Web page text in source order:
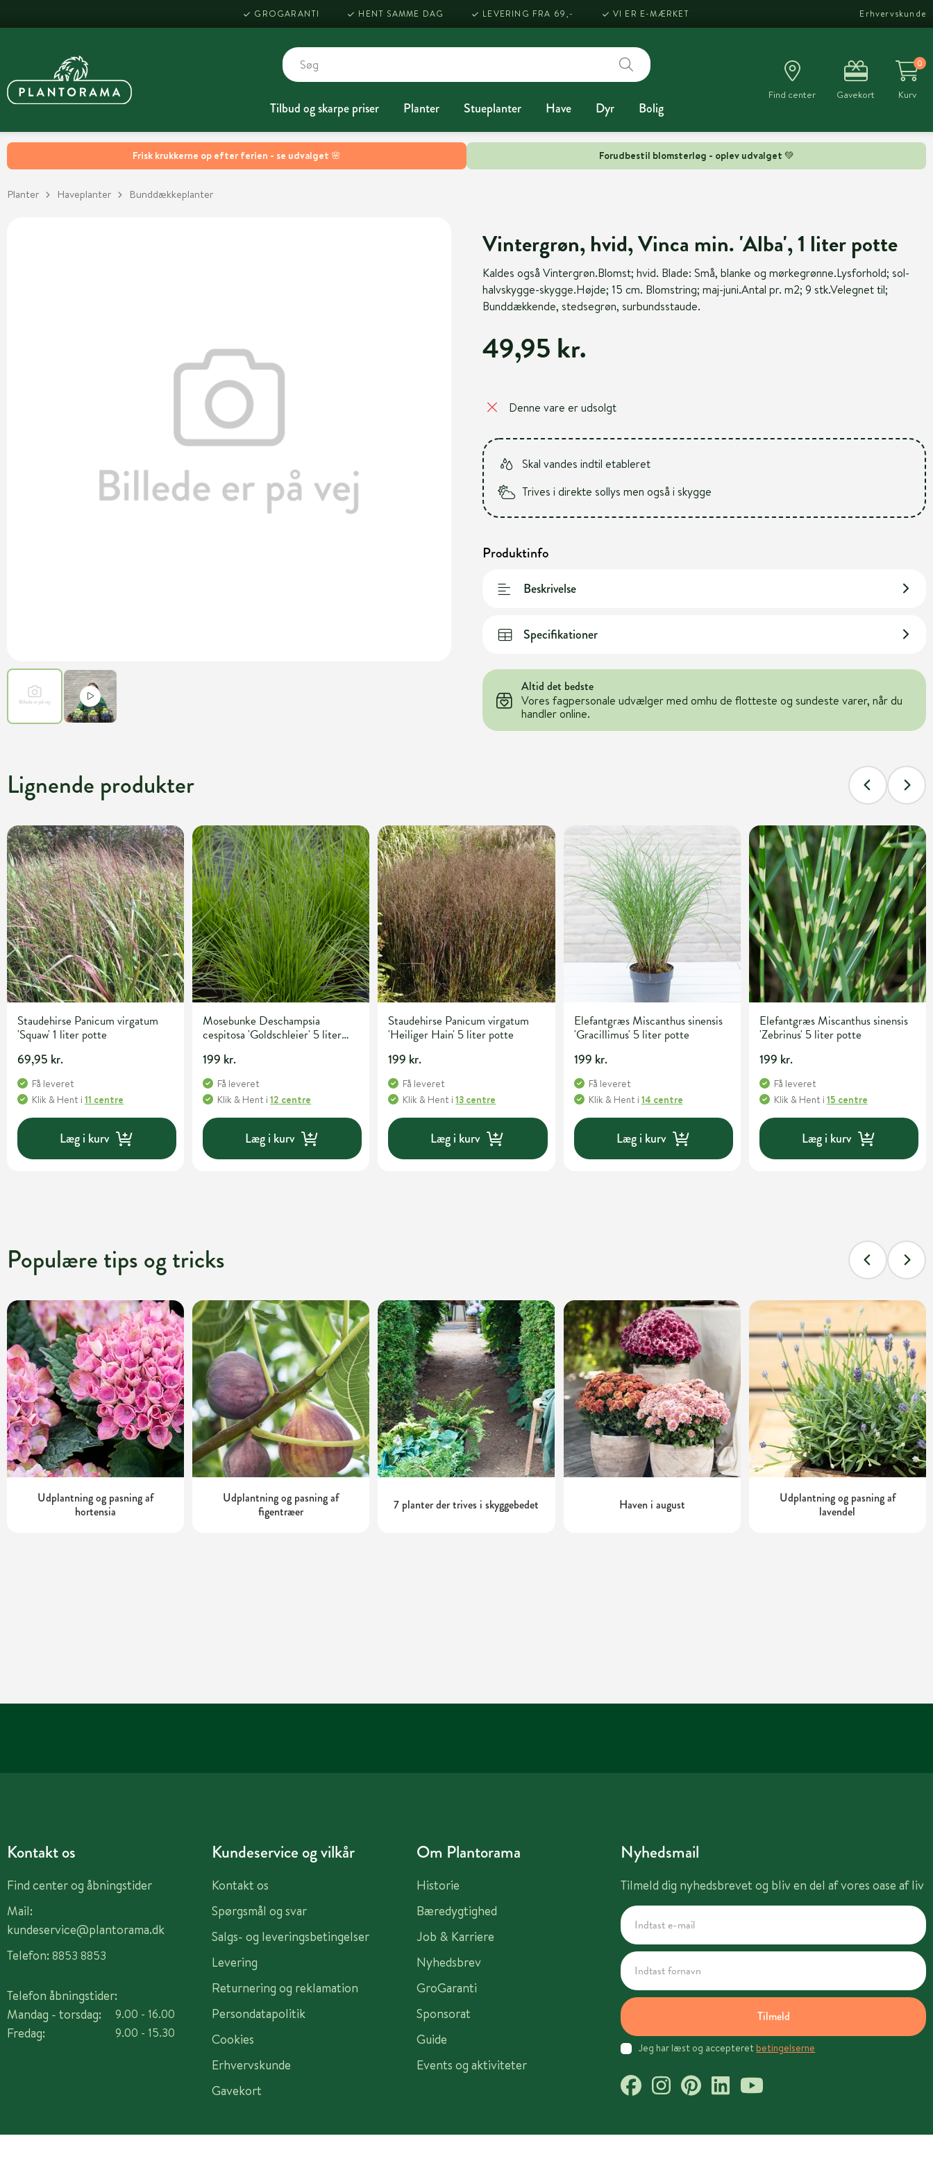
Frisk krukkerne op efter ferien - se udvalget 🌸 Forudbestil blomsterløg - oplev udvalget 💚
GROGARANTI HENT SAMME DAG LEVERING FRA 69,- VI ER E-MÆRKET Erhvervskunde
Tilbud og skarpe priser Planter Stueplanter Have Dyr Bolig
Find center Gavekort
0
Kurv
Planter Haveplanter Bunddækkeplanter
Vintergrøn, hvid, Vinca min. 'Alba', 1 liter potte
Kaldes også Vintergrøn.Blomst; hvid. Blade: Små, blanke og mørkegrønne.Lysforhold; sol-
halvskygge-skygge.Højde; 15 cm. Blomstring; maj-juni.Antal pr. m2; 9 stk.Velegnet til;
Bunddækkende, stedsegrøn, surbundsstaude.
49,95 kr.
Denne vare er udsolgt
Skal vandes indtil etableret
Trives i direkte sollys men også i skygge
Produktinfo
Beskrivelse
Specifikationer
Altid det bedste
Vores fagpersonale udvælger med omhu de flotteste og sundeste varer, når du
handler online.
Lignende produkter
Staudehirse Panicum virgatum
'Squaw' 1 liter potte
69,95 kr.
Få leveret
Klik & Hent i 11 centre
Læg i kurv
Mosebunke Deschampsia
cespitosa 'Goldschleier' 5 liter
199 kr.
Få leveret
Klik & Hent i12 centre
Læg i kurv
Staudehirse Panicum virgatum
'Heiliger Hain' 5 liter potte
199 kr.
Få leveret
Klik & Hent i13 centre
Læg i kurv
Elefantgræs Miscanthus sinensis
'Gracillimus' 5 liter potte
199 kr.
Få leveret
Klik & Hent i 14 centre
Læg i kurv
Elefantgræs Miscanthus sinensis
'Zebrinus' 5 liter potte
199 kr.
Få leveret
Klik & Hent i 15 centre
Læg i kurv
Populære tips og tricks
Udplantning og pasning af
hortensia
Udplantning og pasning af
figentræer
7 planter der trives i skyggebedet Haven i august
Udplantning og pasning af
lavendel
Kontakt os
Find center og åbningstider
Mail:
kundeservice@plantorama.dk
Telefon: 8853 8853
Telefon åbningstider:
Mandag - torsdag:
Fredag:
9.00 - 16.00
9.00 - 15.30
Kundeservice og vilkår
Kontakt os
Spørgsmål og svar
Salgs- og leveringsbetingelser
Levering
Returnering og reklamation
Persondatapolitik
Cookies
Erhvervskunde
Gavekort
Om Plantorama
Historie
Bæredygtighed
Job & Karriere
Nyhedsbrev
GroGaranti
Sponsorat
Guide
Events og aktiviteter
Nyhedsmail
Tilmeld dig nyhedsbrevet og bliv en del af vores oase af liv
Tilmeld
Jeg har læst og accepteret betingelserne